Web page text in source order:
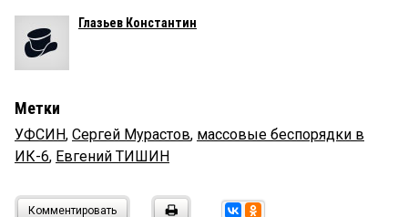
Глазьев Константин
Метки
УФСИН, Сергей Мурастов, массовые беспорядки в
ИК-6, Евгений ТИШИН
Комментировать